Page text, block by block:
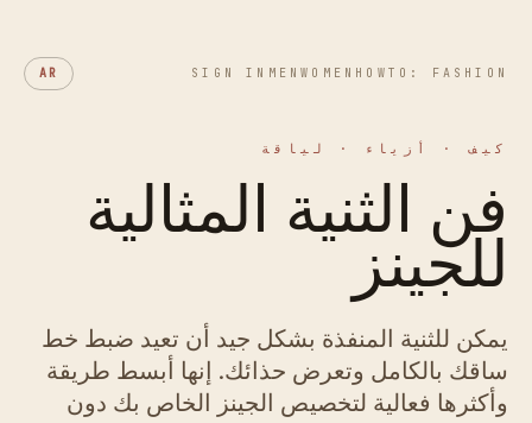
HOWTO: FASHION
WOMEN
MEN
SIGN IN
AR
كيف · أزياء · لياقة
فن الثنية المثالية
للجينز
يمكن للثنية المنفذة بشكل جيد أن تعيد ضبط خط
ساقك بالكامل وتعرض حذائك. إنها أبسط طريقة
وأكثرها فعالية لتخصيص الجينز الخاص بك دون